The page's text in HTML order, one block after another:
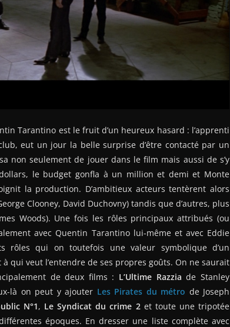
Tarantino est le fruit d’un heureux hasard : l’apprenti
eut un jour la belle surprise d’être contacté par un
non seulement de jouer dans le film mais aussi de s’y
le budget gonfla à un million et demi et Monte
la production. D’ambitieux acteurs tentèrent alors
Clooney, David Duchovny) tandis que d’autres, plus
Woods). Une fois les rôles principaux attribués (ou
avec Quentin Tarantino lui-même et avec Eddie
rôles qui on toutefois une valeur symbolique d’un
qui veut l’entendre de ses propres goûts. On ne saurait
de deux films : L’Ultime Razzia de Stanley
là on peut y ajouter Les Pirates du métro de Joseph
N°1, Le Syndicat du crime 2et toute une tripotée
époques. En dresser une liste complète avec